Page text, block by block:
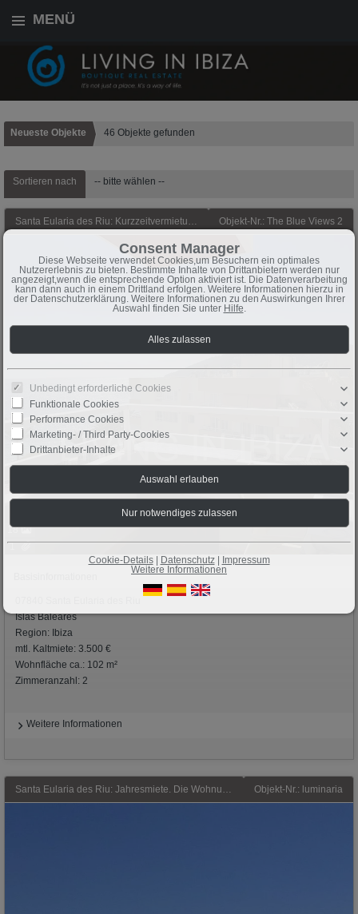
MENÜ
Neueste Objekte 46 Objekte gefunden
Sortieren nach -- bitte wählen --
Santa Eularia des Riu: Kurzzeitvermietung. August und September. Wohnung mit Meerblick, 100 Meter von der Strandpromenade und dem Sandstrand von Santa Eulalia del Río entfer Objekt-Nr.: The Blue Views 2
18
Islas Baleares
Region: Ibiza
mtl. Kaltmiete: 3.500 €
Wohnfläche ca.: 102 m²
Zimmeranzahl: 2
Weitere Informationen
Santa Eularia des Riu: Jahresmiete. Die Wohnung mit Meerblick liegt nur 100 Meter von der Strandpromenade und dem Sandstrand von Santa Eulalia del Río entfernt. Ibiza Objekt-Nr.: luminaria
Consent Manager
Diese Webseite verwendet Cookies,um Besuchern ein optimales
Nutzererlebnis zu bieten. Bestimmte Inhalte von Drittanbietern werden nur
angezeigt,wenn die entsprechende Option aktiviert ist. Die Datenverarbeitung
kann dann auch in einem Drittland erfolgen. Weitere Informationen hierzu in
der Datenschutzerklärung. Weitere Informationen zu den Auswirkungen Ihrer
Auswahl finden Sie unter Hilfe
Unbedingt erforderliche Cookies
Funktionale Cookies
Performance Cookies
Marketing- / Third Party-Cookies
Drittanbieter-Inhalte
Cookie-Details| Datenschutz| Impressum
Weitere Informationen